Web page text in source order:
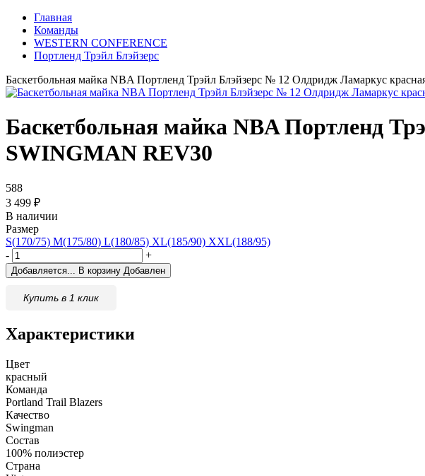
Главная
Команды
WESTERN CONFERENCE
Портленд Трэйл Блэйзерс
Баскетбольная майка NBA Портленд Трэйл Блэйзерс № 12 Олдридж Ламаркус
Баскетбольная майка NBA Портленд
SWINGMAN REV30
588
3 499 ₽
В наличии
Размер
S(170/75) M(175/80) L(180/85) XL(185/90) XXL(188/95)
-
+
Добавляется... В корзину Добавлен
Купить в 1 клик
Характеристики
Цвет
красный
Команда
Portland Trail Blazers
Качество
Swingman
Состав
100% полиэстер
Страна